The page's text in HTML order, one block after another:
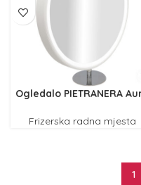
Ogledalo PIETRANERA
Frizerska radna mjesta
1